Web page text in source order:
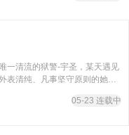
一清流的狱警-宇圣，某天遇见
表清纯、凡事坚守原则的她，
05-23 连载中